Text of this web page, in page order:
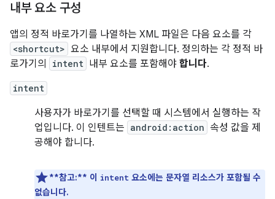
내부 요소 구성
앱의 정적 바로가기를 나열하는 XML 파일은 다음 요소를 각
<shortcut> 요소 내부에서 지원합니다. 정의하는 각 정적 바
로가기의
intent 내부 요소를 포함해야 합니다.
intent
사용자가 바로가기를 선택할 때 시스템에서 실행하는 작
업입니다. 이 인텐트는 android:action 속성 값을 제
공해야 합니다.
**참고:** 이 intent 요소에는 문자열 리소스가 포함될 수
없습니다.